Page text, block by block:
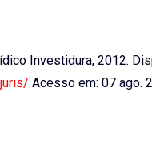
Investidura, 2012.
Acesso em: 07 ago.